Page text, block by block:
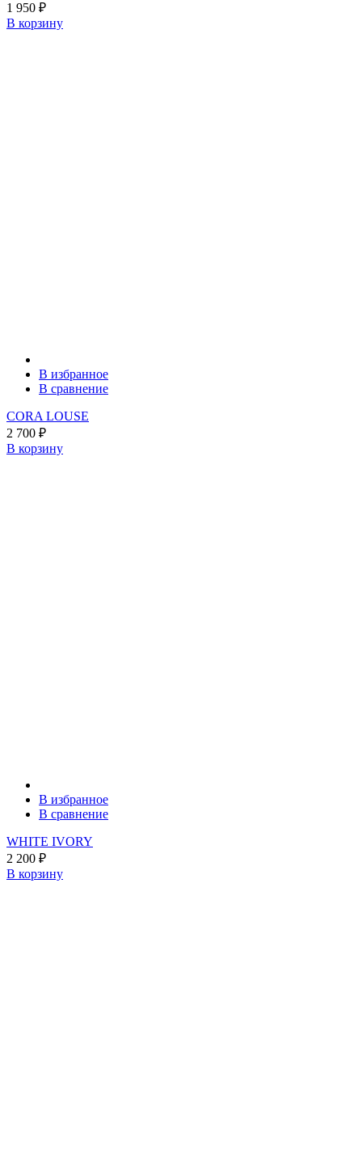
1 950 ₽
В корзину
В избранное
В сравнение
CORA LOUSE
2 700 ₽
В корзину
В избранное
В сравнение
WHITE IVORY
2 200 ₽
В корзину